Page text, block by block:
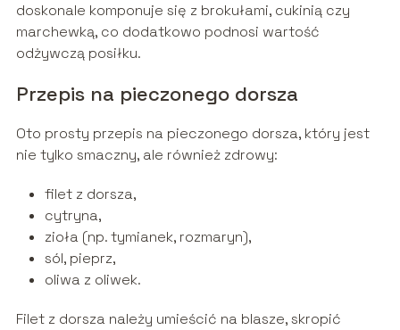
doskonale komponuje się z brokułami, cukinią czy
marchewką, co dodatkowo podnosi wartość
odżywczą posiłku.
Przepis na pieczonego dorsza
Oto prosty przepis na pieczonego dorsza, który jest
nie tylko smaczny, ale również zdrowy:
filet z dorsza,
cytryna,
zioła (np. tymianek, rozmaryn),
sól, pieprz,
oliwa z oliwek.
Filet z dorsza należy umieścić na blasze, skropić